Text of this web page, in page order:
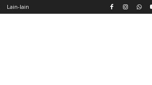
Lain-lain